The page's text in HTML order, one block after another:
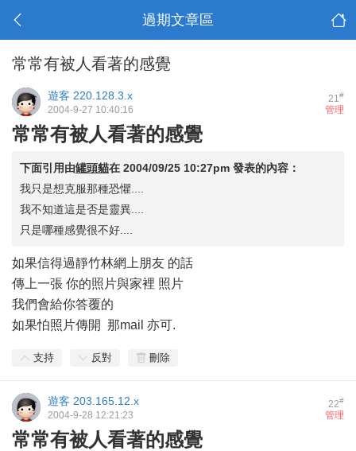
過期文章區
常常有被人看著的感覺
21#
遊客 220.128.3.x
管理
2004-9-27 10:40:16
常常有被人看著的感覺
下面引用由罐頭貓在 2004/09/25 10:27pm 發表的內容：
我只是想克服那種恐懼....
我不知道這是否是靈異....
只是哪種感覺很不好....
如果信得過靜竹林網上朋友 的話
傳上一張 你的照片與家裡 照片
我們會給你答覆的
如果怕照片傳開 那mail 亦可.
支持 反對 刪除
22#
遊客 203.165.12.x
管理
2004-9-28 12:21:23
常常有被人看著的感覺